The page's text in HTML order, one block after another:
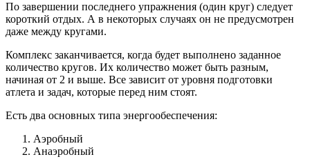
По завершении последнего упражнения (один круг) следует
короткий отдых. А в некоторых случаях он не предусмотрен
даже между кругами.
Комплекс заканчивается, когда будет выполнено заданное
количество кругов. Их количество может быть разным,
начиная от 2 и выше. Все зависит от уровня подготовки
атлета и задач, которые перед ним стоят.
Есть два основных типа энергообеспечения:
Аэробный
Анаэробный